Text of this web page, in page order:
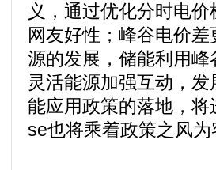
义，通过优化分时电
网友好性；峰谷电价
源的发展，储能利用
灵活能源加强互动，
能应用政策的落地，
se也将乘着政策之风